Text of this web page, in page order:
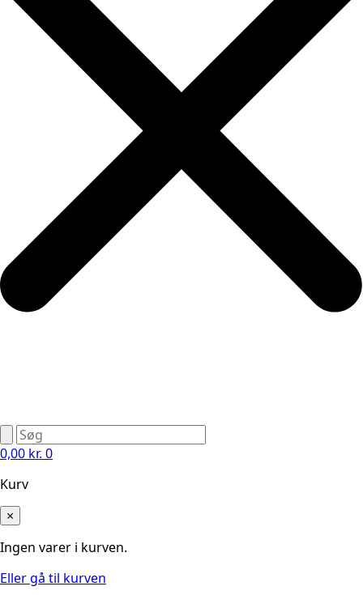
0,00 kr. 0
Kurv
×
Ingen varer i kurven.
Eller gå til kurven